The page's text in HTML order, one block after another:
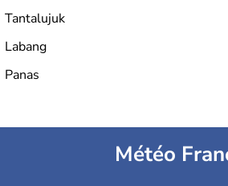
Tantalujuk
Labang
Panas
Météo